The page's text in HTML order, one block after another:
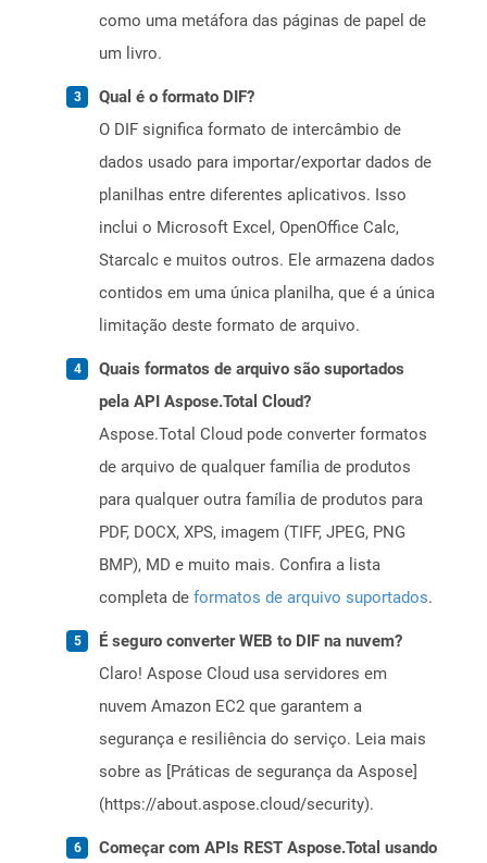
como uma metáfora das páginas de papel de
um livro.
Qual é o formato DIF?
O DIF significa formato de intercâmbio de
dados usado para importar/exportar dados de
planilhas entre diferentes aplicativos. Isso
inclui o Microsoft Excel, OpenOffice Calc,
Starcalc e muitos outros. Ele armazena dados
contidos em uma única planilha, que é a única
limitação deste formato de arquivo.
Quais formatos de arquivo são suportados
pela API Aspose.Total Cloud?
Aspose.Total Cloud pode converter formatos
de arquivo de qualquer família de produtos
para qualquer outra família de produtos para
PDF, DOCX, XPS, imagem (TIFF, JPEG, PNG
BMP), MD e muito mais. Confira a lista
completa de formatos de arquivo suportados.
É seguro converter WEB to DIF na nuvem?
Claro! Aspose Cloud usa servidores em
nuvem Amazon EC2 que garantem a
segurança e resiliência do serviço. Leia mais
sobre as [Práticas de segurança da Aspose]
(https://about.aspose.cloud/security).
Começar com APIs REST Aspose.Total usando